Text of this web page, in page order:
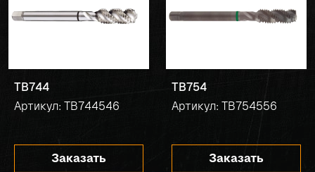
TB744
Артикул: TB744546
Заказать
TB754
Артикул: TB754556
Заказать